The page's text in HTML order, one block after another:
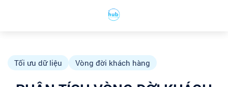
Tối ưu dữ liệu Vòng đời khách hàng